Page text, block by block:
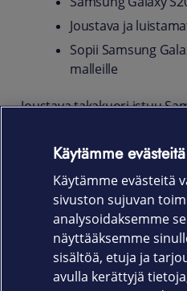
Joustava ja
Sopii Samsung
malleille
Joustava takakuori istuu
puhelintasi kolhuilta ja
pinnan ansiosta saat
pitävämmän otteen.
Tuotekoodi
650-1822
Käytämme
Käytämme evästeitä
sivuston sujuvan
analysoidaksemme
näyttääksemme
sisältöä, etuja ja
avulla kerättyjä